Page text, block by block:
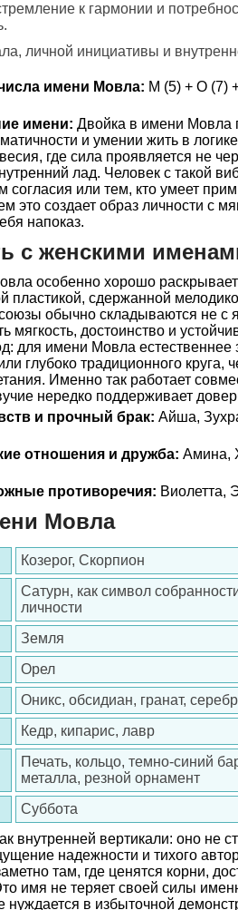
к гармонии и
личной инициативы и
имени Мовла: М (5) + О (7)
имени: Двойка в имени Мовла
и умении жить в
где сила проявляется не
лад. Человек с такой
согласия или тем, кто умеет
это создает образ личности с
напоказ.
с женскими
особенно хорошо
пластикой, сдержанной
обычно складываются не с
мягкость, достоинство и
для имени Мовла естественнее
глубоко традиционного
Именно так работает
нередко поддерживает
и прочный брак: Айша,
отношения и дружба: Амина,
противоречия: Виолетта,
Мовла
Козерог, Скорпион
Сатурн, как символ
личности
Земля
Орел
Оникс, обсидиан, гранат,
Кедр, кипарис, лавр
Печать, кольцо, темно-синий
металла, резной орнамент
Суббота
внутренней вертикали: оно не
надежности и тихого
там, где ценятся корни,
имя не теряет своей силы
нуждается в избыточной